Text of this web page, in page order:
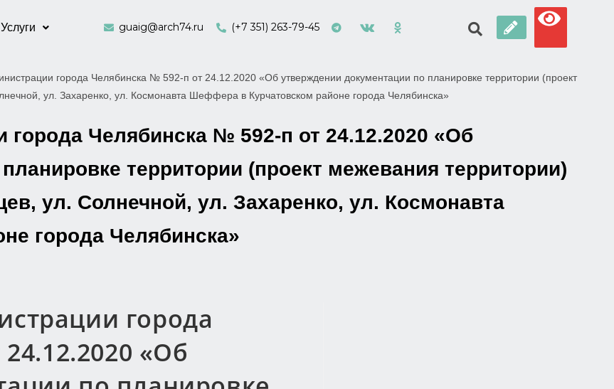
Услуги guaig@arch74.ru (+7 351) 263-79-45
города Челябинска № 592-п от 24.12.2020 «Об утверждении документации по планировке территории (проект
ул. Захаренко, ул. Космонавта Шеффера в Курчатовском районе города Челябинска»
Челябинска № 592-п от 24.12.2020 «Об
территории (проект межевания территории)
ул. Солнечной, ул. Захаренко, ул. Космонавта
города Челябинска»
города
«Об